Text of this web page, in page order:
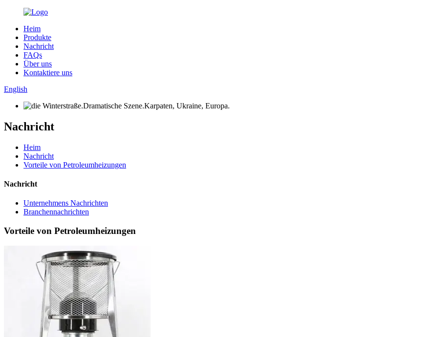
Heim
Produkte
Nachricht
FAQs
Über uns
Kontaktiere uns
English
Nachricht
Heim
Nachricht
Vorteile von Petroleumheizungen
Nachricht
Unternehmens Nachrichten
Branchennachrichten
Vorteile von Petroleumheizungen